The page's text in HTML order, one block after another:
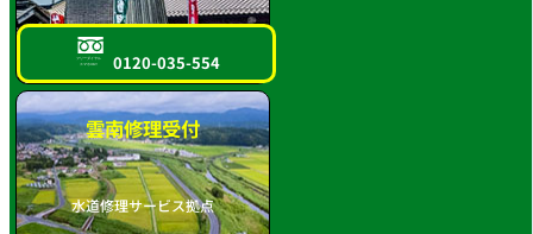
フリーダイヤル
スマホOK!! 0120-035-554
雲南修理受付
水道修理サービス拠点